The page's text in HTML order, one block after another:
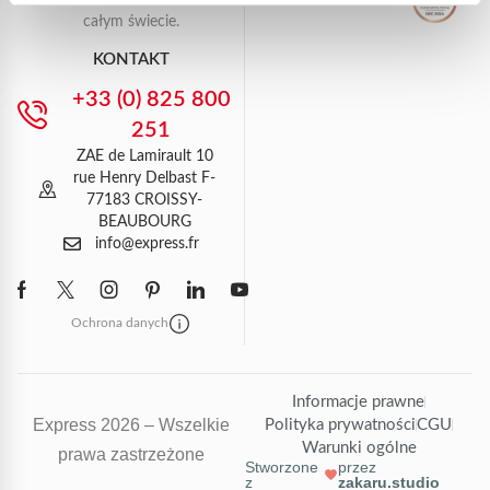
całym świecie.
KONTAKT
+33 (0) 825 800
251
ZAE de Lamirault 10
rue Henry Delbast F-
77183 CROISSY-
BEAUBOURG
info@express.fr
Ochrona danych
Express 2026 – Wszelkie
prawa zastrzeżone
Informacje prawne
Polityka prywatnościCGU
Warunki ogólne
Stworzone
z
przez
zakaru.studio